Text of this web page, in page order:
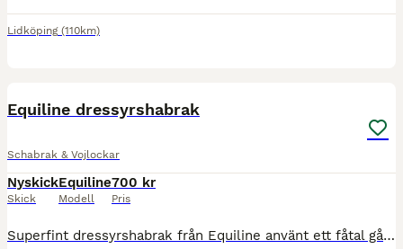
Lidköping (110km)
Equiline dressyrshabrak
Schabrak & Vojlockar
Nyskick
Skick
Equiline
Modell
700 kr
Pris
Superfint dressyrshabrak från Equiline använt ett fåtal gånger Marinblått storlek full 700kr fraktkostnad